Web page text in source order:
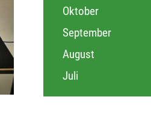
Oktober
September
August
Juli